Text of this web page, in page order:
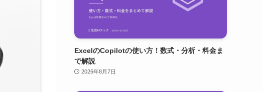
ExcelのCopilotの使い方！数式・分析・料金ま
で解説
2026年8月7日